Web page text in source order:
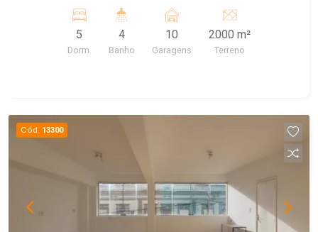
2.000 m², com 503 m² de área construída,
oferecendo conforto, funcionalidade e excelente
área externa com muito verde, pomar formado,
serviço (lavanderia). - Pavimento Inferior Sala;
Cozinha; 2 dormitórios; Banheiro; Área de serviço
(lavanderia); Sauna seca (inacabada). - Área
Externa Espaço gourmet com blindex.
Churrasqueira Quarto de apoio; Banheiro; Banheiro
social Ofurô Garagem coberta para 2 veículos
com portão eletrônico Entrada lateral ampla,
5
Dorm.
4
Banho
10
Garagens
2000 m²
Terreno
Cód. 13300